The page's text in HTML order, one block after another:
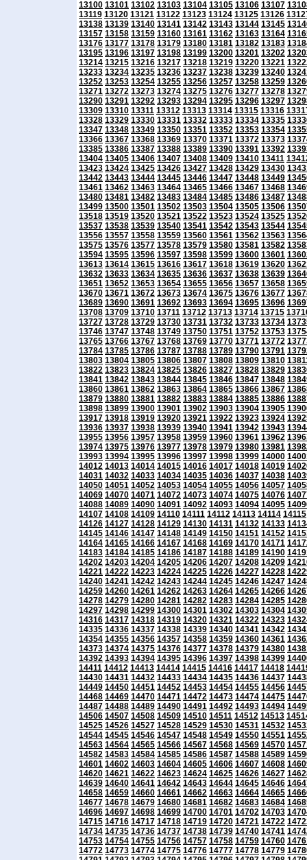
13100 13101 13102 13103 13104 13105 13106 13107
13119 13120 13121 13122 13123 13124 13125 13126
13138 13139 13140 13141 13142 13143 13144 13145
13157 13158 13159 13160 13161 13162 13163 13164
13176 13177 13178 13179 13180 13181 13182 13183
13195 13196 13197 13198 13199 13200 13201 13202
13214 13215 13216 13217 13218 13219 13220 13221
13233 13234 13235 13236 13237 13238 13239 13240
13252 13253 13254 13255 13256 13257 13258 13259
13271 13272 13273 13274 13275 13276 13277 13278
13290 13291 13292 13293 13294 13295 13296 13297
13309 13310 13311 13312 13313 13314 13315 13316
13328 13329 13330 13331 13332 13333 13334 13335
13347 13348 13349 13350 13351 13352 13353 13354
13366 13367 13368 13369 13370 13371 13372 13373
13385 13386 13387 13388 13389 13390 13391 13392
13404 13405 13406 13407 13408 13409 13410 13411
13423 13424 13425 13426 13427 13428 13429 13430
13442 13443 13444 13445 13446 13447 13448 13449
13461 13462 13463 13464 13465 13466 13467 13468
13480 13481 13482 13483 13484 13485 13486 13487
13499 13500 13501 13502 13503 13504 13505 13506
13518 13519 13520 13521 13522 13523 13524 13525
13537 13538 13539 13540 13541 13542 13543 13544
13556 13557 13558 13559 13560 13561 13562 13563
13575 13576 13577 13578 13579 13580 13581 13582
13594 13595 13596 13597 13598 13599 13600 13601
13613 13614 13615 13616 13617 13618 13619 13620
13632 13633 13634 13635 13636 13637 13638 13639
13651 13652 13653 13654 13655 13656 13657 13658
13670 13671 13672 13673 13674 13675 13676 13677
13689 13690 13691 13692 13693 13694 13695 13696
13708 13709 13710 13711 13712 13713 13714 13715
13727 13728 13729 13730 13731 13732 13733 13734
13746 13747 13748 13749 13750 13751 13752 13753
13765 13766 13767 13768 13769 13770 13771 13772
13784 13785 13786 13787 13788 13789 13790 13791
13803 13804 13805 13806 13807 13808 13809 13810
13822 13823 13824 13825 13826 13827 13828 13829
13841 13842 13843 13844 13845 13846 13847 13848
13860 13861 13862 13863 13864 13865 13866 13867
13879 13880 13881 13882 13883 13884 13885 13886
13898 13899 13900 13901 13902 13903 13904 13905
13917 13918 13919 13920 13921 13922 13923 13924
13936 13937 13938 13939 13940 13941 13942 13943
13955 13956 13957 13958 13959 13960 13961 13962
13974 13975 13976 13977 13978 13979 13980 13981
13993 13994 13995 13996 13997 13998 13999 14000
14012 14013 14014 14015 14016 14017 14018 14019
14031 14032 14033 14034 14035 14036 14037 14038
14050 14051 14052 14053 14054 14055 14056 14057
14069 14070 14071 14072 14073 14074 14075 14076
14088 14089 14090 14091 14092 14093 14094 14095
14107 14108 14109 14110 14111 14112 14113 14114 14115
14126 14127 14128 14129 14130 14131 14132 14133
14145 14146 14147 14148 14149 14150 14151 14152
14164 14165 14166 14167 14168 14169 14170 14171
14183 14184 14185 14186 14187 14188 14189 14190
14202 14203 14204 14205 14206 14207 14208 14209
14221 14222 14223 14224 14225 14226 14227 14228
14240 14241 14242 14243 14244 14245 14246 14247
14259 14260 14261 14262 14263 14264 14265 14266
14278 14279 14280 14281 14282 14283 14284 14285
14297 14298 14299 14300 14301 14302 14303 14304
14316 14317 14318 14319 14320 14321 14322 14323
14335 14336 14337 14338 14339 14340 14341 14342
14354 14355 14356 14357 14358 14359 14360 14361
14373 14374 14375 14376 14377 14378 14379 14380
14392 14393 14394 14395 14396 14397 14398 14399
14411 14412 14413 14414 14415 14416 14417 14418
14430 14431 14432 14433 14434 14435 14436 14437
14449 14450 14451 14452 14453 14454 14455 14456
14468 14469 14470 14471 14472 14473 14474 14475
14487 14488 14489 14490 14491 14492 14493 14494
14506 14507 14508 14509 14510 14511 14512 14513
14525 14526 14527 14528 14529 14530 14531 14532
14544 14545 14546 14547 14548 14549 14550 14551
14563 14564 14565 14566 14567 14568 14569 14570
14582 14583 14584 14585 14586 14587 14588 14589
14601 14602 14603 14604 14605 14606 14607 14608
14620 14621 14622 14623 14624 14625 14626 14627
14639 14640 14641 14642 14643 14644 14645 14646
14658 14659 14660 14661 14662 14663 14664 14665
14677 14678 14679 14680 14681 14682 14683 14684
14696 14697 14698 14699 14700 14701 14702 14703
14715 14716 14717 14718 14719 14720 14721 14722
14734 14735 14736 14737 14738 14739 14740 14741
14753 14754 14755 14756 14757 14758 14759 14760
14772 14773 14774 14775 14776 14777 14778 14779